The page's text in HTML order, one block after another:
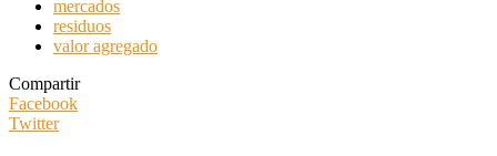
mercados
residuos
valor agregado
Compartir
Facebook
Twitter